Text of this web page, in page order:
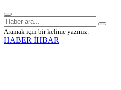
Aramak için bir kelime yazınız.
HABER İHBAR